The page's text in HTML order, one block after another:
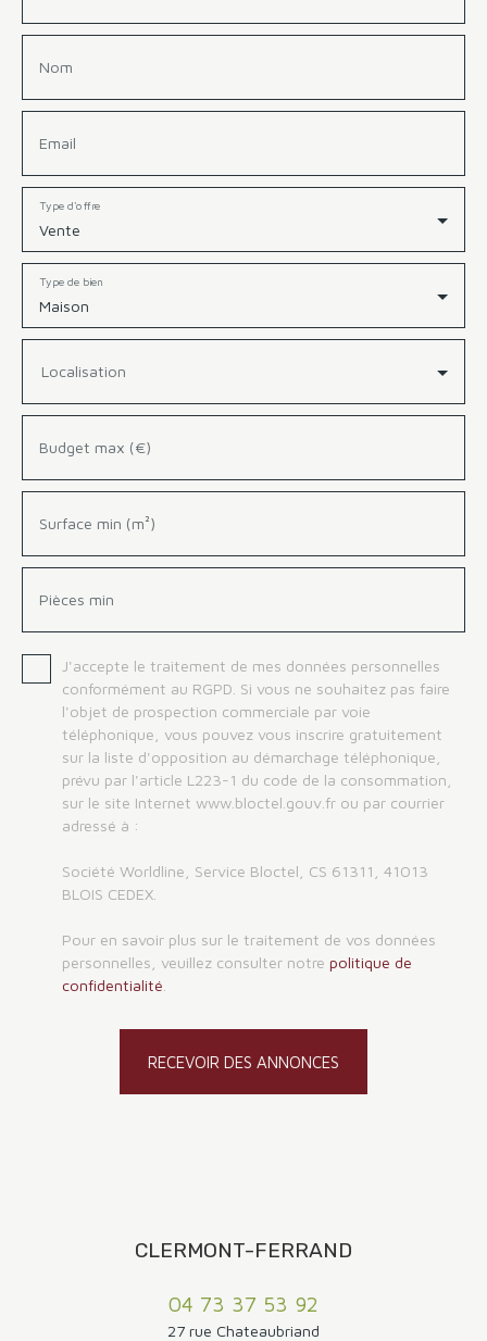
commerces, des transports et des espaces verts. Merci
Nom
Email
Vente
Type d'offre
Maison
Type de bien
Localisation
Budget max (€)
Surface min (m²)
Pièces min
J'accepte le traitement de mes données personnelles
conformément au RGPD. Si vous ne souhaitez pas faire
l'objet de prospection commerciale par voie
téléphonique, vous pouvez vous inscrire gratuitement
sur la liste d'opposition au démarchage téléphonique,
prévu par l'article L223-1 du code de la consommation,
sur le site Internet www.bloctel.gouv.fr ou par courrier
adressé à :
Société Worldline, Service Bloctel, CS 61311, 41013
BLOIS CEDEX.
Pour en savoir plus sur le traitement de vos données
personnelles, veuillez consulter notre politique de
confidentialité
RECEVOIR DES ANNONCES
CLERMONT-FERRAND
04 73 37 53 92
27 rue Chateaubriand